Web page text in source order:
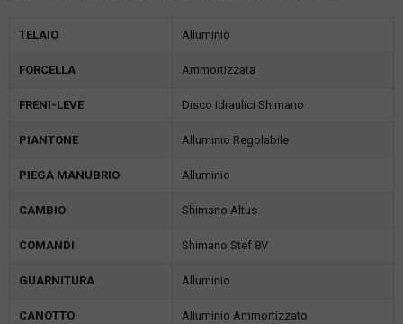
TELAIO Alluminio
FORCELLA Ammortizzata
FRENI-LEVE Disco Idraulici Shimano
PIANTONE Alluminio Regolabile
PIEGA MANUBRIO Alluminio
CAMBIO Shimano Altus
COMANDI Shimano Stef 8V
GUARNITURA Alluminio
CANOTTO Alluminio Ammortizzato